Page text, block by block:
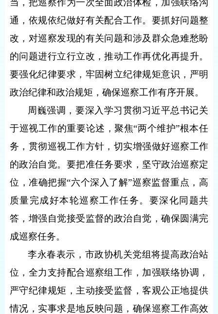
当，把巡察作为一次全面政治体检，加强联络沟
通，依规依纪做好有关配合工作。要抓好问题整
改，对巡察发现的有关问题和涉及群众急难愁盼
的问题进行立行立改，推动工作再优化再提升。
要强化纪律要求，牢固树立纪律规矩意识，严明
政治纪律和政治规矩，确保巡察工作有序开展。
周巍强调，要深入学习贯彻习近平总书记关
于巡视工作的重要论述，聚焦“两个维护”根本任
务，贯彻巡视工作方针，切实增强做好巡察工作
的政治自觉。要把准任务要求，坚守政治巡察定
位，准确把握“六个深入了解”巡察监督重点，高
质量完成好本轮巡察工作任务。要深化同题共
答，增强自觉接受监督的政治自觉，确保圆满完
成巡察任务。
李永春表示，市政协机关党组将提高政治站
位，全力支持配合巡察组工作，加强联络协调，
严守纪律规矩，主动接受监督，客观公正地提供
情况，实事求是地反映问题，确保巡察工作高效